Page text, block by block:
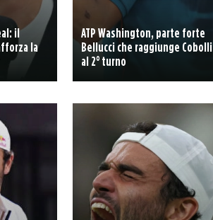
il
la
ATP Washington, parte forte
Bellucci che raggiunge Cobolli
al 2° turno